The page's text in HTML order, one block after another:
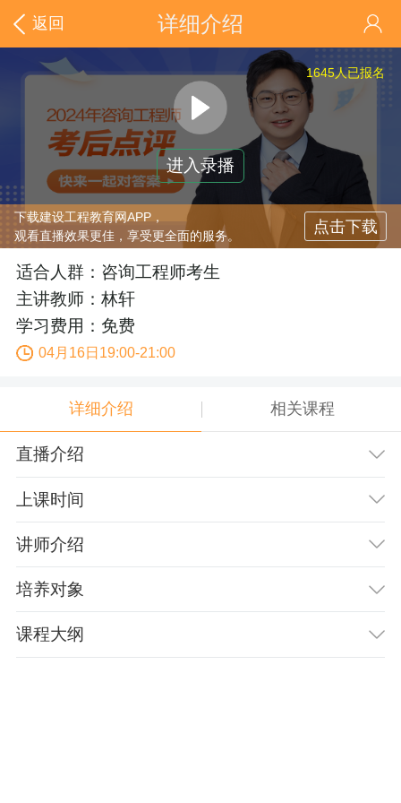
返回 详细介绍
1645人已报名
进入录播
下载建设工程教育网APP，
观看直播效果更佳，享受更全面的服务。
点击下载
适合人群：咨询工程师考生
主讲教师：林轩
学习费用：免费
04月16日19:00-21:00
详细介绍 相关课程
直播介绍
上课时间
讲师介绍
培养对象
课程大纲